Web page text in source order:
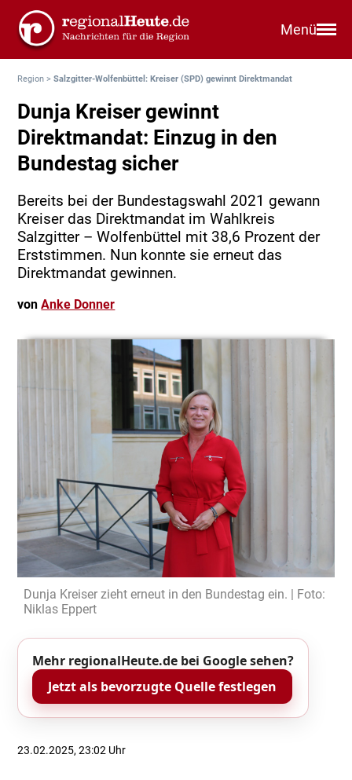
Menü
Region >Salzgitter-Wolfenbüttel: Kreiser (SPD) gewinnt Direktmandat
Dunja Kreiser gewinnt
Direktmandat: Einzug in den
Bundestag sicher
Bereits bei der Bundestagswahl 2021 gewann
Kreiser das Direktmandat im Wahlkreis
Salzgitter – Wolfenbüttel mit 38,6 Prozent der
Erststimmen. Nun konnte sie erneut das
Direktmandat gewinnen.
vonAnke Donner
Dunja Kreiser zieht erneut in den Bundestag ein. | Foto:
Niklas Eppert
Mehr regionalHeute.de bei Google sehen?
Jetzt als bevorzugte Quelle festlegen
23.02.2025, 23:02 Uhr